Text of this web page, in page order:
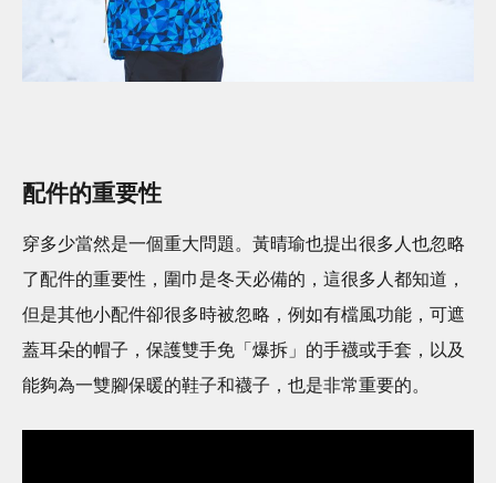
配件的重要性
穿多少當然是一個重大問題。黃晴瑜也提出很多人也忽略
了配件的重要性，圍巾是冬天必備的，這很多人都知道，
但是其他小配件卻很多時被忽略，例如有檔風功能，可遮
蓋耳朵的帽子，保護雙手免「爆拆」的手襪或手套，以及
能夠為一雙腳保暖的鞋子和襪子，也是非常重要的。